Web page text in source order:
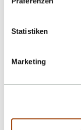
Statistiken
Marketing
den bisherigen
hervorragende